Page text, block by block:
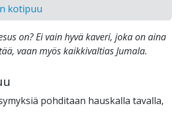
kotipuu
on? Ei vain hyvä kaveri, joka on aina
vaan myös kaikkivaltias Jumala.
pohditaan hauskalla tavalla,